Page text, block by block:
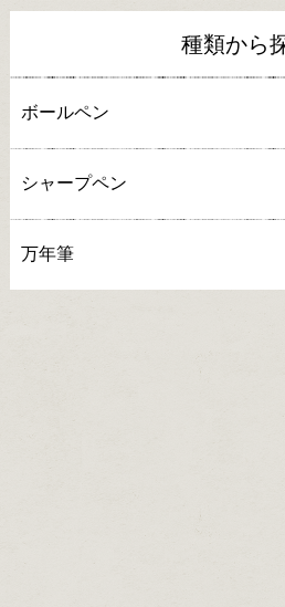
種類から
ボールペン
シャープペン
万年筆